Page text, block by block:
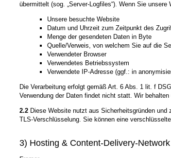
übermittelt (sog. „Server-Logfiles“). Wenn Sie
Unsere besuchte Website
Datum und Uhrzeit zum Zeitpunkt des
Menge der gesendeten Daten in Byte
Quelle/Verweis, von welchem Sie auf die
Verwendeter Browser
Verwendetes Betriebssystem
Verwendete IP-Adresse (ggf.: in
Die Verarbeitung erfolgt gemäß Art. 6 Abs. 1 lit. f
Verwendung der Daten findet nicht statt. Wir
2.2 Diese Website nutzt aus Sicherheitsgründen
TLS-Verschlüsselung. Sie können eine
3) Hosting & Content-Delivery-Network